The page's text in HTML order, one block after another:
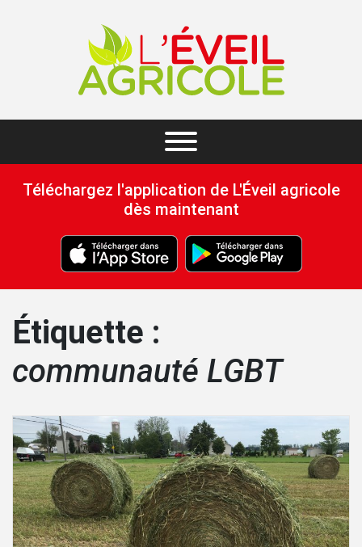
Téléchargez l'application de L'Éveil agricole
dès maintenant
Étiquette :
communauté LGBT